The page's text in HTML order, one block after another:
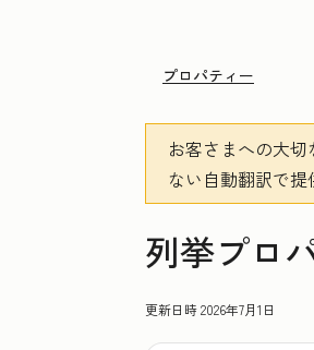
プロパティー
お客さまへの大切
ない自動翻訳で提
列挙プロ
更新日時2026年7月1日